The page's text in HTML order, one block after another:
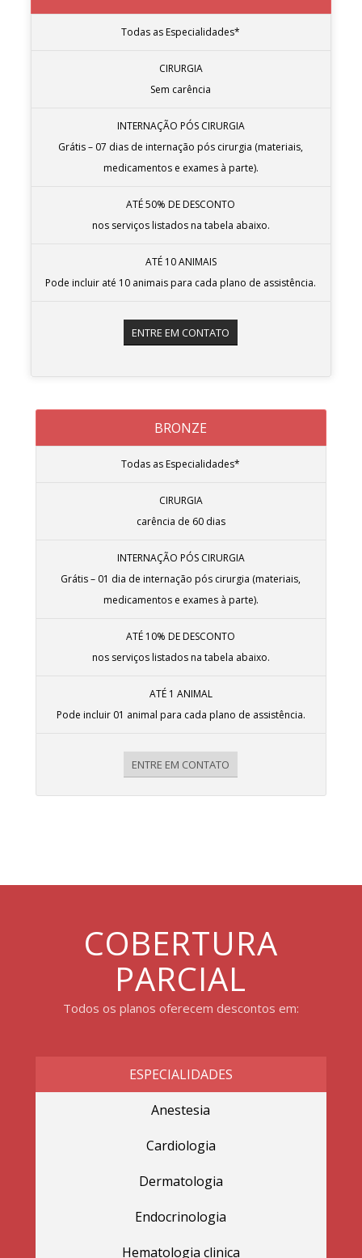
Todas as Especialidades*
CIRURGIA
Sem carência
INTERNAÇÃO PÓS CIRURGIA
Grátis – 07 dias de internação pós cirurgia (materiais,
medicamentos e exames à parte).
ATÉ 50% DE DESCONTO
nos serviços listados na tabela abaixo.
ATÉ 10 ANIMAIS
Pode incluir até 10 animais para cada plano de assistência.
ENTRE EM CONTATO
BRONZE
Todas as Especialidades*
CIRURGIA
carência de 60 dias
INTERNAÇÃO PÓS CIRURGIA
Grátis – 01 dia de internação pós cirurgia (materiais,
medicamentos e exames à parte).
ATÉ 10% DE DESCONTO
nos serviços listados na tabela abaixo.
ATÉ 1 ANIMAL
Pode incluir 01 animal para cada plano de assistência.
ENTRE EM CONTATO
COBERTURA
PARCIAL
Todos os planos oferecem descontos em:
ESPECIALIDADES
Anestesia
Cardiologia
Dermatologia
Endocrinologia
Hematologia clinica